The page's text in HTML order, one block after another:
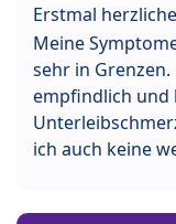
Erstmal
Meine
sehr in
empfindlich und
ich auch keine